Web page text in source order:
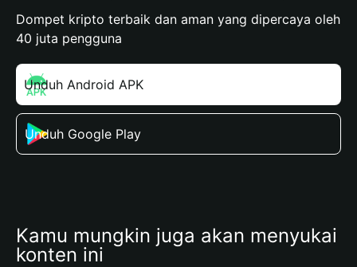
Dompet kripto terbaik dan aman yang dipercaya oleh
40 juta pengguna
Unduh Android APK
Unduh Google Play
Kamu mungkin juga akan menyukai
konten ini